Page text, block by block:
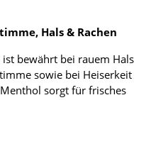
Hals & Rachen
bewährt bei rauem Hals
sowie bei Heiserkeit
sorgt für frisches